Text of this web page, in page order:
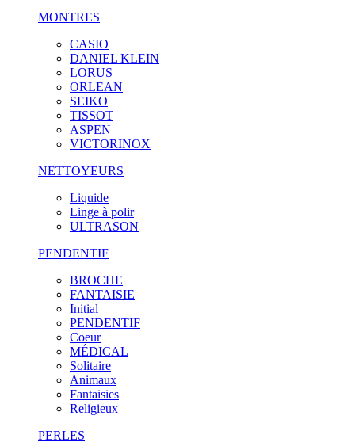
MONTRES
CASIO
DANIEL KLEIN
LORUS
ORLEAN
SEIKO
TISSOT
ASPEN
VICTORINOX
NETTOYEURS
Liquide
Linge à polir
ULTRASON
PENDENTIF
BROCHE
FANTAISIE
Initial
PENDENTIF
Coeur
MÉDICAL
Solitaire
Animaux
Fantaisies
Religieux
PERLES